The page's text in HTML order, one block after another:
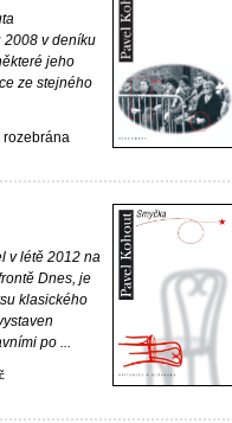
2008 v deníku
jeho
ze stejného
rozebrána
v létě 2012 na
Dnes, je
klasického
po ...